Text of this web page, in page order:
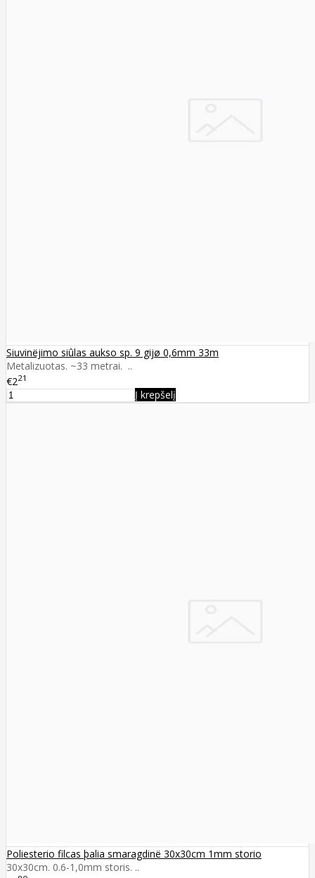
Siuvinëjimo siûlas aukso sp. 9 gijø 0,6mm 33m
Metalizuotas. ~33 metrai. ..
€221
Į krepšelį
Poliesterio filcas þalia smaragdinë 30x30cm 1mm storio
30x30cm. 0.6-1,0mm storis. ..